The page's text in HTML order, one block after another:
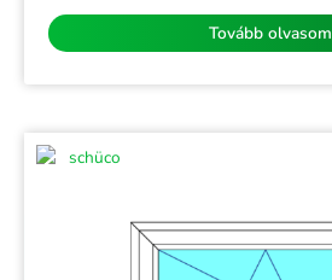
Tovább olvasom